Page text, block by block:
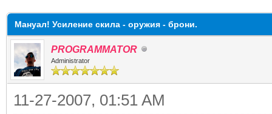
Мануал! Усиление скила - оружия - брони.
PROGRAMMATOR
Administrator
11-27-2007, 01:51 AM